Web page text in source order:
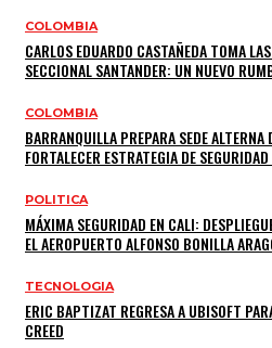
COLOMBIA
CARLOS EDUARDO CASTAÑEDA TOMA
SECCIONAL SANTANDER: UN NUEVO
COLOMBIA
BARRANQUILLA PREPARA SEDE
FORTALECER ESTRATEGIA DE
POLITICA
MÁXIMA SEGURIDAD EN CALI:
EL AEROPUERTO ALFONSO BONILLA
TECNOLOGIA
ERIC BAPTIZAT REGRESA A UBISOFT
CREED